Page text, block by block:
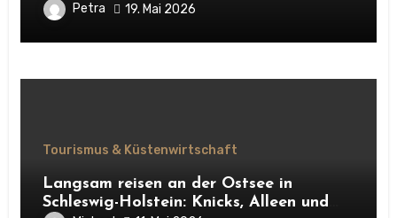
Petra 19. Mai 2026
Tourismus & Küstenwirtschaft
Langsam reisen an der Ostsee in
Schleswig-Holstein: Knicks, Alleen und